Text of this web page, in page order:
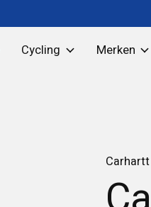
Cycling Merken